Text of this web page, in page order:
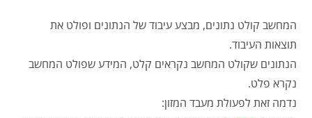
המחשב קולט נתונים, מבצע עיבוד של הנתונים ופולט את
תוצאות העיבוד.
הנתונים שקולט המחשב נקראים קלט, המידע שפולט המחשב
נקרא פלט.
נדמה זאת לפעולת מעבד המזון: